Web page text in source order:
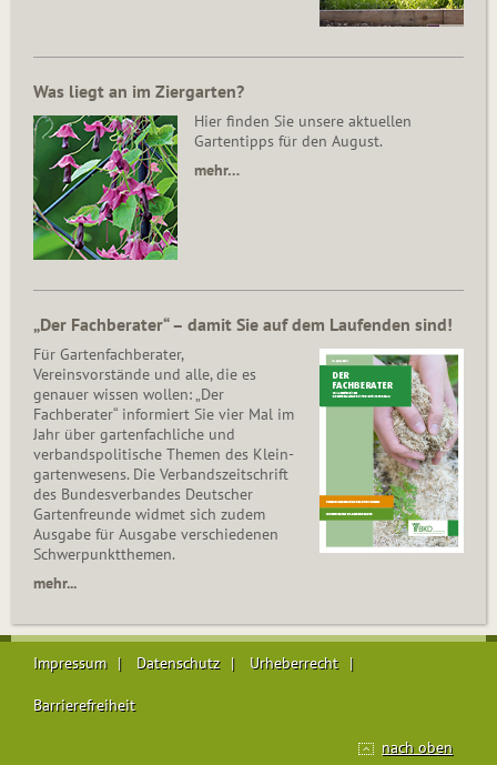
Was liegt an im Ziergarten?
Hier finden Sie unsere aktuellen
Gartentipps für den August.
mehr…
„Der Fachberater“ – damit Sie auf dem Laufenden sind!
Für Gartenfachberater,
Vereinsvorstände und alle, die es
genauer wissen wollen: „Der
Fachberater“ informiert Sie vier Mal im
Jahr über gartenfachliche und
verbandspolitische Themen des Klein­
gar­ten­wesens. Die Ver­bands­zeit­schrift
des Bun­des­ver­ban­des Deutscher
Gartenfreunde widmet sich zudem
Ausgabe für Ausgabe verschiedenen
Schwer­punkt­the­men.
mehr...
Impressum Datenschutz Urheberrecht
Barrierefreiheit
nach oben